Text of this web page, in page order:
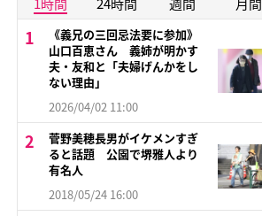
《義兄の三回忌法要に参加》
山口百恵さん 義姉が明かす
夫・友和と「夫婦げんかをし
ない理由」
2026/04/02 11:00
菅野美穂長男がイケメンすぎ
ると話題 公園で堺雅人より
有名人
2018/05/24 16:00